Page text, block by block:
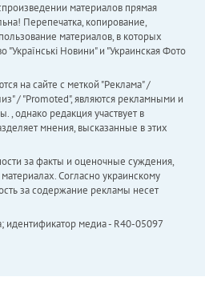
материалов прямая
Перепечатка, копирование,
материалов, в которых
"Українськi Новини" и "Украинская Фото
на сайте с меткой "Реклама" /
/ "Promoted", являются рекламными и
, однако редакция участвует в
мнения, высказанные в этих
за факты и оценочные суждения,
Согласно украинскому
за содержание рекламы несет
идентификатор медиа - R40-05097